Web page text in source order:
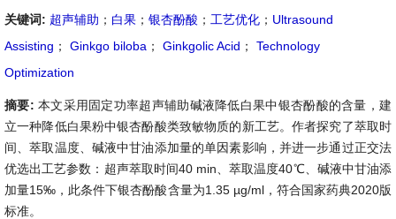
关键词: 超声辅助 ； 白果 ； 银杏酚酸 ； 工艺优化 ； Ultrasound
Assisting ； Ginkgo biloba ； Ginkgolic Acid ；
Technology
Optimization
摘要: 本文采用固定功率超声辅助碱液降低白果中银杏酚酸的含量，建
立一种降低白果粉中银杏酚酸类致敏物质的新工艺。作者探究了萃取时
间、萃取温度、碱液中甘油添加量的单因素影响，并进一步通过正交法
优选出工艺参数：超声萃取时间40 min、萃取温度40℃、碱液中甘油添
加量15‰，此条件下银杏酚酸含量为1.35 µg/ml，符合国家药典2020版
标准。